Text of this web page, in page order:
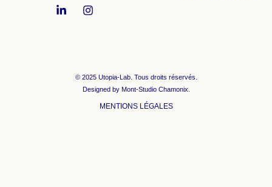
L
I
r
a
m
© 2025 Utopia-Lab. Tous droits réservés.
Designed by Mont-Studio Chamonix
MENTIONS LÉGALES